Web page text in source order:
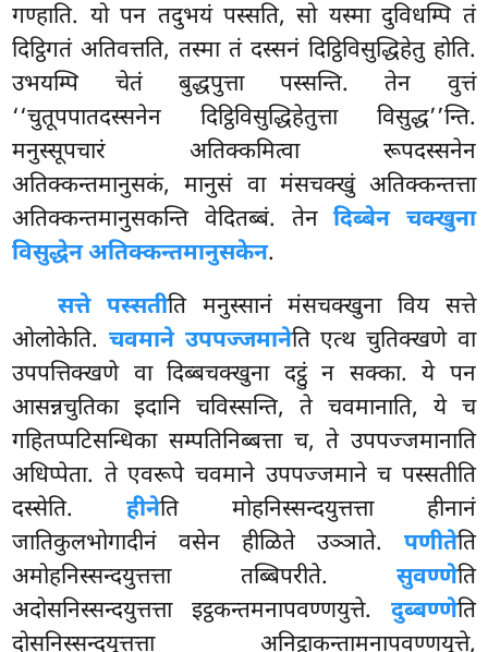
गण्हाति. यो पन तदुभयं पस्सति, सो यस्मा दुविधम्पि तं
दिट्ठिगतं अतिवत्तति, तस्मा तं दस्सनं दिट्ठिविसुद्धिहेतु होति.
उभयम्पि चेतं बुद्धपुत्ता पस्सन्ति. तेन वुत्तं
‘‘चुतूपपातदस्सनेन दिट्ठिविसुद्धिहेतुत्ता विसुद्ध’’न्ति.
मनुस्सूपचारं अतिक्कमित्वा रूपदस्सनेन
अतिक्कन्तमानुसकं, मानुसं वा मंसचक्खुं अतिक्कन्तत्ता
अतिक्कन्तमानुसकन्ति वेदितब्बं. तेनदिब्बेन चक्खुना
विसुद्धेन अतिक्कन्तमानुसकेन.
सत्ते पस्सतीति मनुस्सानं मंसचक्खुना विय सत्ते
ओलोकेति. चवमाने उपपज्जमानेति एत्थ चुतिक्खणे वा
उपपत्तिक्खणे वा दिब्बचक्खुना दट्ठुं न सक्का. ये पन
आसन्नचुतिका इदानि चविस्सन्ति, ते चवमानाति, ये च
गहितप्पटिसन्धिका सम्पतिनिब्बत्ता च, ते उपपज्जमानाति
अधिप्पेता. ते एवरूपे चवमाने उपपज्जमाने च पस्सतीति
दस्सेति.हीनेति मोहनिस्सन्दयुत्तत्ता हीनानं
जातिकुलभोगादीनं वसेन हीळिते उञ्ञाते. पणीतेति
अमोहनिस्सन्दयुत्तत्ता तब्बिपरीते. सुवण्णेति
अदोसनिस्सन्दयुत्तत्ता इट्ठकन्तमनापवण्णयुत्ते. दुब्बण्णेति